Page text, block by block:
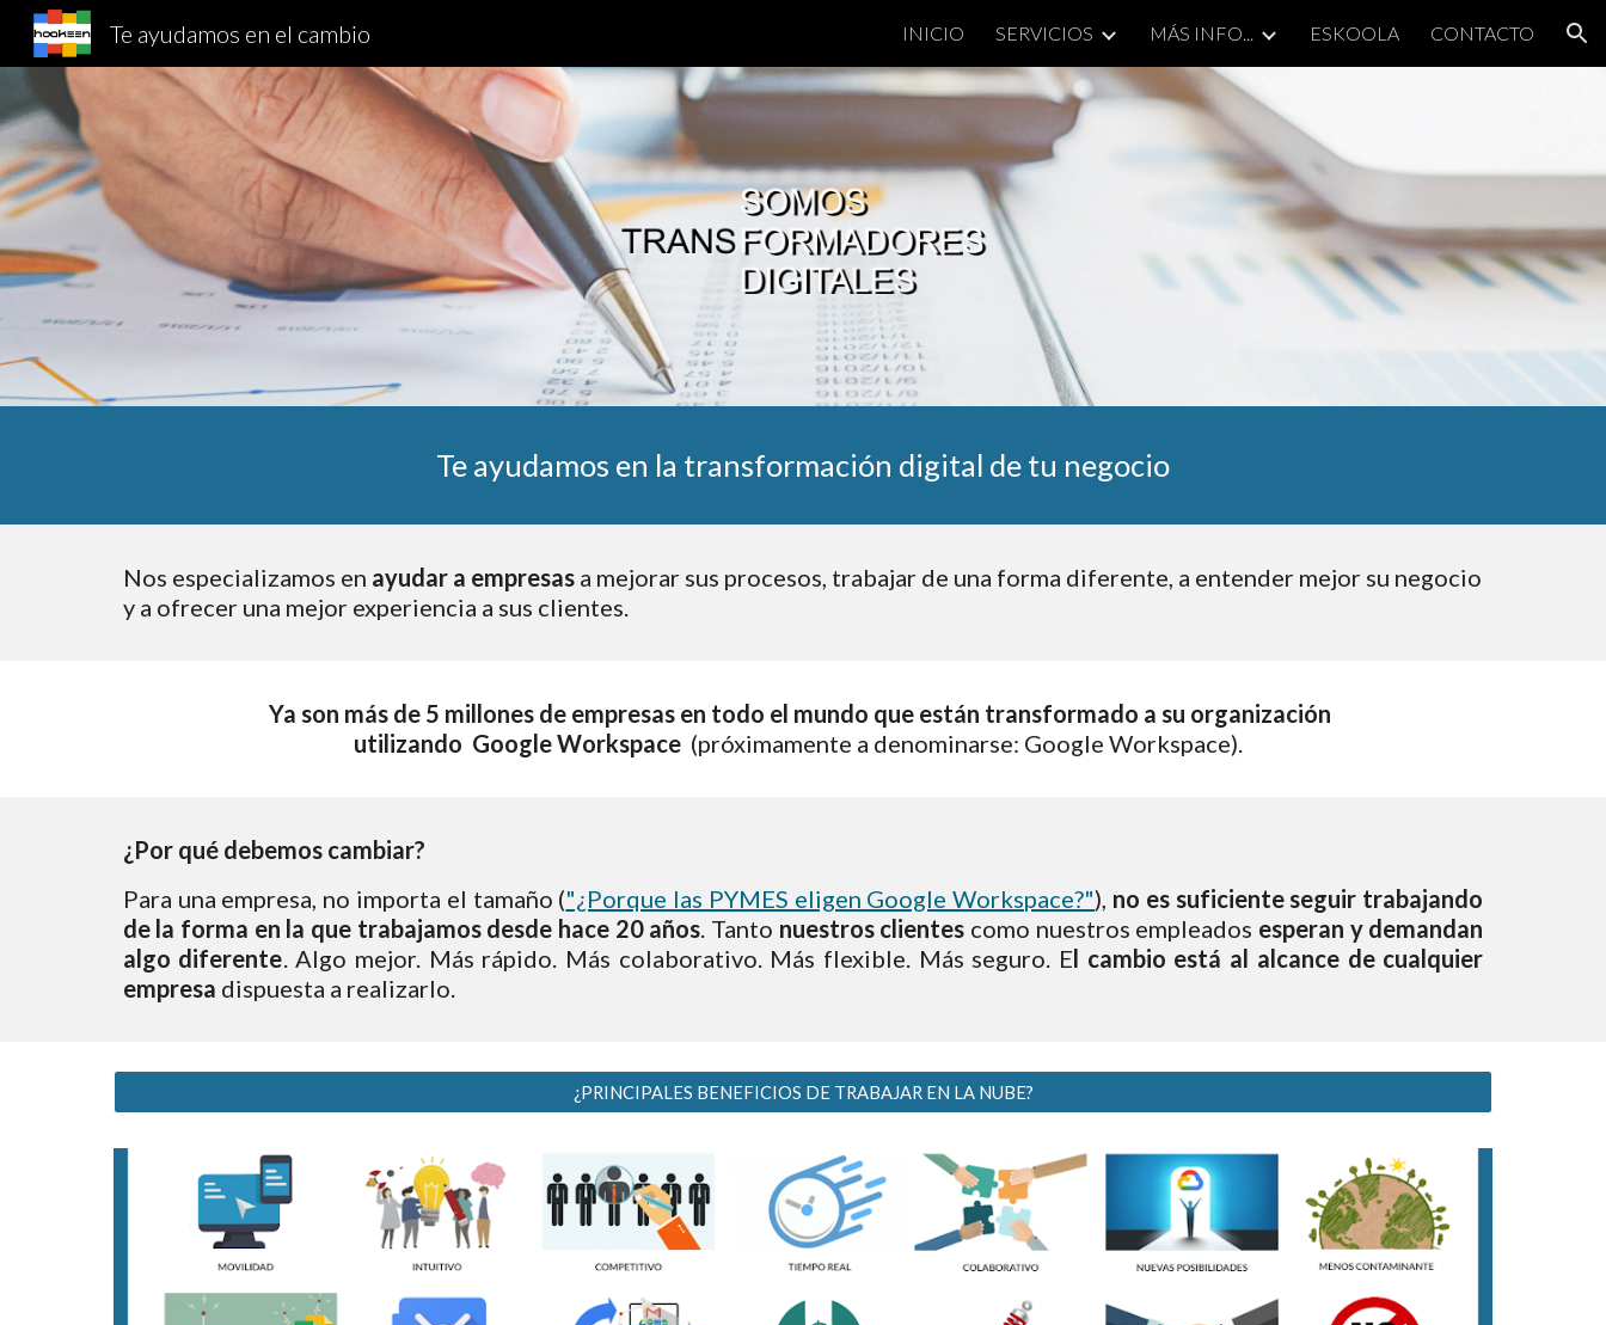
Skip to navigation
Te ayudamos en el cambio INICIO SERVICIOS MÁS INFO... ESKOOLA CONTACTO
Te ayudamos en la transformación digital de tu negocio
Nos especializamos en ayudar a empresas a mejorar sus procesos, trabajar de una forma diferente, a entender mejor su negocio
y a ofrecer una mejor experiencia a sus clientes.
Ya son más de 5 millones de empresas en todo el mundo que están transformado a su organización
utilizando  Google Workspace (próximamente a denominarse: Google Workspace).
¿Por qué debemos cambiar?
Para una empresa, no importa el tamaño ("¿Porque las PYMES eligen Google Workspace?"), no es suficiente seguir trabajando
de la forma en la que trabajamos desde hace 20 años. Tanto nuestros clientes como nuestros empleados esperan y demandan
algo diferente. Algo mejor. Más rápido. Más colaborativo. Más flexible. Más seguro. El cambio está al alcance de cualquier
empresa dispuesta a realizarlo.
¿PRINCIPALES BENEFICIOS DE TRABAJAR EN LA NUBE?